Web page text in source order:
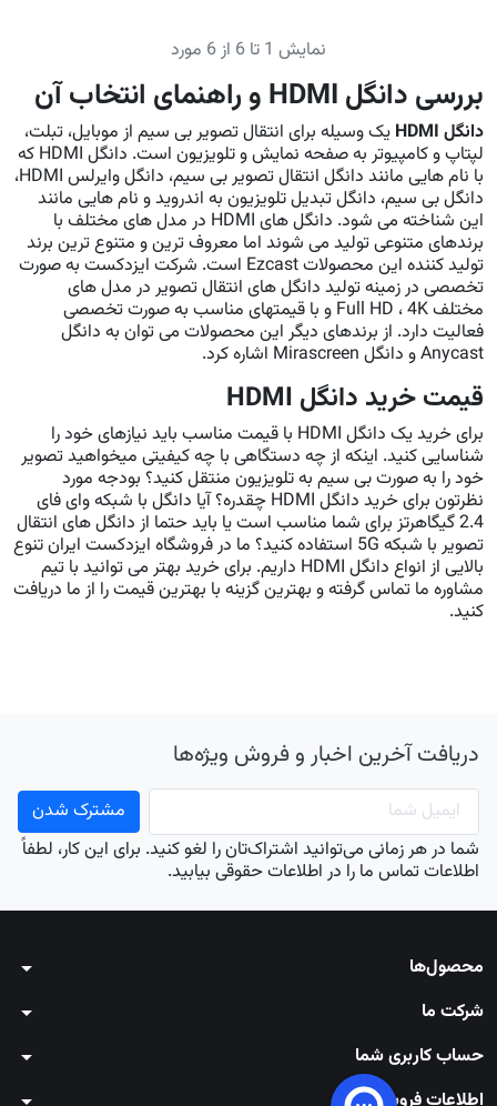
نمایش 1 تا 6 از 6 مورد
بررسی دانگل HDMI و راهنمای انتخاب آن
دانگل HDMI
یک وسیله برای انتقال تصویر بی سیم از موبایل، تبلت،
لپتاپ و کامپیوتر به صفحه نمایش و تلویزیون است. دانگل HDMI که
با نام هایی مانند دانگل انتقال تصویر بی سیم، دانگل وایرلس HDMI،
دانگل بی سیم، دانگل تبدیل تلویزیون به اندروید و نام هایی مانند
این شناخته می شود. دانگل های HDMI در مدل های مختلف با
برندهای متنوعی تولید می شوند اما معروف ترین و متنوع ترین برند
تولید کننده این محصولات Ezcast است. شرکت ایزدکست به صورت
تخصصی در زمینه تولید دانگل های انتقال تصویر در مدل های
مختلف Full HD ، 4K و با قیمتهای مناسب به صورت تخصصی
فعالیت دارد. از برندهای دیگر این محصولات می توان به دانگل
Anycast و دانگل Mirascreen اشاره کرد.
قیمت خرید دانگل HDMI
برای خرید یک دانگل HDMI با قیمت مناسب باید نیازهای خود را
شناسایی کنید. اینکه از چه دستگاهی با چه کیفیتی میخواهید تصویر
خود را به صورت بی سیم به تلویزیون منتقل کنید؟ بودجه مورد
نظرتون برای خرید دانگل HDMI چقدره؟ آیا دانگل با شبکه وای فای
2.4 گیگاهرتز برای شما مناسب است یا باید حتما از دانگل های انتقال
تصویر با شبکه 5G استفاده کنید؟ ما در فروشگاه ایزدکست ایران تنوع
بالایی از انواع دانگل HDMI داریم. برای خرید بهتر می توانید با تیم
مشاوره ما تماس گرفته و بهترین گزینه با بهترین قیمت را از ما دریافت
کنید.
دریافت آخرین اخبار و فروش ویژه‌ها
شما در هر زمانی می‌توانید اشتراک‌تان را لغو کنید. برای این کار، لطفاً
اطلاعات تماس ما را در اطلاعات حقوقی بیابید.
محصول‌ها arrow_drop_down
شرکت ما arrow_drop_down
حساب کاربری شما arrow_drop_down